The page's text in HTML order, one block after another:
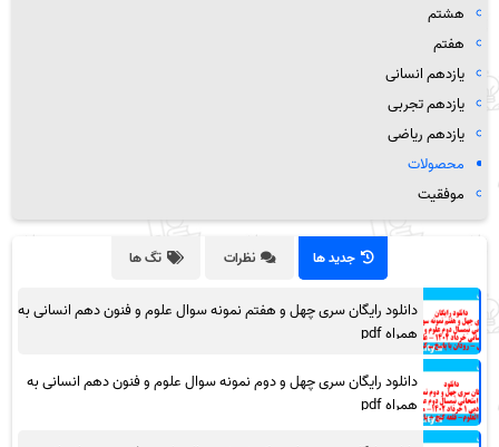
هشتم
هفتم
یازدهم انسانی
یازدهم تجربی
یازدهم ریاضی
محصولات
موفقیت
جدید ها نظرات تگ ها
دانلود رایگان سری چهل و هفتم نمونه سوال علوم و فنون دهم انسانی به
همراه pdf
دانلود رایگان سری چهل و دوم نمونه سوال علوم و فنون دهم انسانی به
همراه pdf